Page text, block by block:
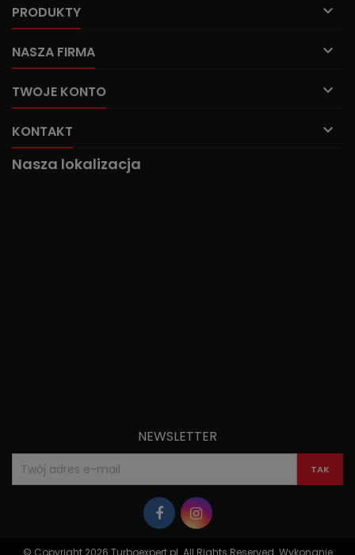
PRODUKTY 
NASZA FIRMA 
TWOJE KONTO 
KONTAKT 
Nasza lokalizacja
NEWSLETTER
© Copyright 2026 Turboexpert.pl. All Rights Reserved. Wykonanie